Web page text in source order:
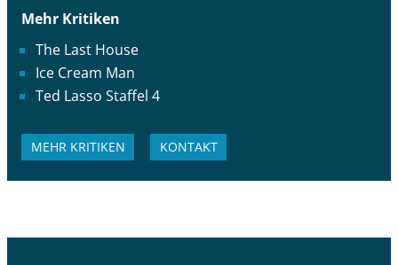
Mehr Kritiken
The Last House
Ice Cream Man
Ted Lasso Staffel 4
MEHR KRITIKEN KONTAKT